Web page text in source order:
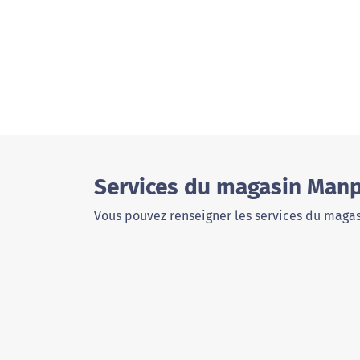
Services du magasin
Vous pouvez renseigner les services du